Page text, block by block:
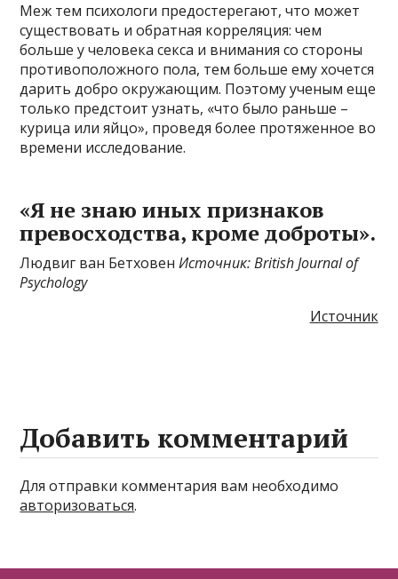
Меж тем психологи предостерегают, что может
существовать и обратная корреляция: чем
больше у человека секса и внимания со стороны
противоположного пола, тем больше ему хочется
дарить добро окружающим. Поэтому ученым еще
только предстоит узнать, «что было раньше –
курица или яйцо», проведя более протяженное во
времени исследование.
«Я не знаю иных признаков
превосходства, кроме доброты».
Людвиг ван БетховенИсточник: British Journal of
Psychology
Источник
Добавить комментарий
Для отправки комментария вам необходимо
авторизоваться.